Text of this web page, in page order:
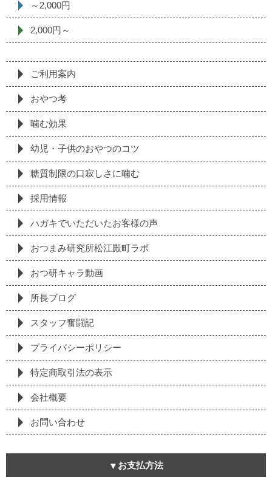
～2,000円
2,000円～
ご利用案内
おやつ考
噛む効果
幼児・子供のおやつのコツ
糖質制限の⼝寂しさに噛む
採⽤情報
ハガキでいただいたお客様の声
おつまみ研究所松江殿町ラボ
おつ研キャラ動画
所長ブログ
スタッフ奮闘記
プライバシーポリシー
特定商取引法の表⽰
会社概要
お問い合わせ
お支払方法